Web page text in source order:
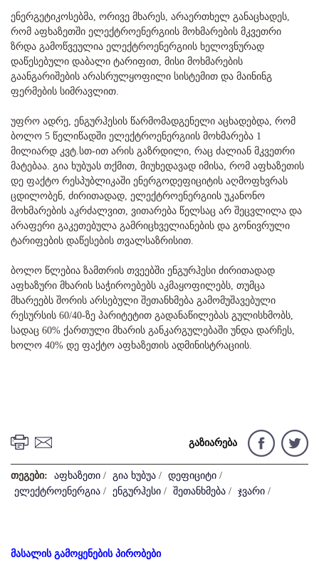
ენერგეტიკოსებმა, ორივე მხარეს, არაერთხელ განაცხადეს,
რომ აფხაზეთში ელექტროენერგიის მოხმარების მკვეთრი
ზრდა გამოწვეულია ელექტროენერგიის ხელოვნურად
დაწესებული დაბალი ტარიფით, მისი მოხმარების
გაანგარიშების არასრულყოფილი სისტემით და მაინინგ
ფერმების სიმრავლით.
უფრო ადრე, ენგურჰესის წარმომადგენელი აცხადებდა, რომ
ბოლო 5 წელიწადში ელექტროენერგიის მოხმარება 1
მილიარდ კვტ.სთ-ით არის გაზრდილი, რაც ძალიან მკვეთრი
მატებაა. გია ხუბუას თქმით, მიუხედავად იმისა, რომ აფხაზეთის
დე ფაქტო რესპუბლიკაში ენერგოდეფიციტის აღმოფხვრას
ცდილობენ, ძირითადად, ელექტროენერგიის უკანონო
მოხმარების აკრძალვით, ვითარება წელსაც არ შეცვლილა და
არაფერი გაკეთებულა გამრიცხველიანების და გონივრული
ტარიფების დაწესების თვალსაზრისით.
ბოლო წლებია ზამთრის თვეებში ენგურჰესი ძირითადად
აფხაზური მხარის საჭიროებებს აკმაყოფილებს, თუმცა
მხარეებს შორის არსებული შეთანხმება გამომუშავებული
რესურსის 60/40-ზე პარიტეტით გადანაწილებას გულისხმობს,
სადაც 60% ქართული მხარის განკარგულებაში უნდა დარჩეს,
ხოლო 40% დე ფაქტო აფხაზეთის ადმინისტრაციის.
გაზიარება
თეგები: აფხაზეთი / გია ხუბუა / დეფიციტი /
ელექტროენერგია / ენგურჰესი / შეთანხმება / ჯვარი /
მასალის გამოყენების პირობები